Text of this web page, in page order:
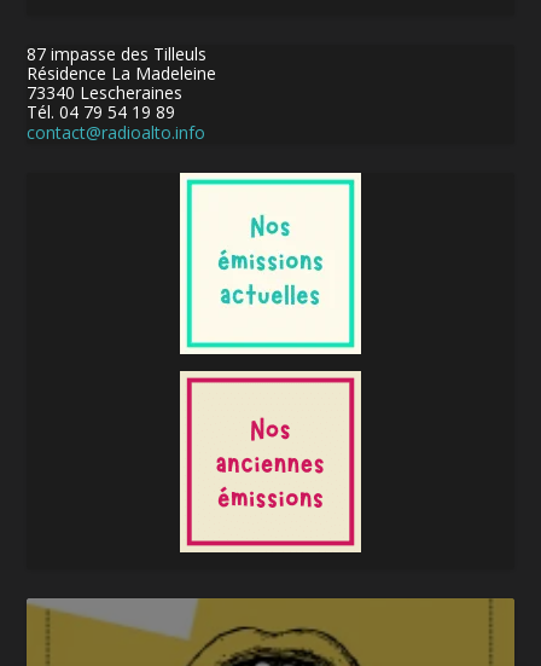
87 impasse des Tilleuls
Résidence La Madeleine
73340 Lescheraines
Tél. 04 79 54 19 89
contact@radioalto.info